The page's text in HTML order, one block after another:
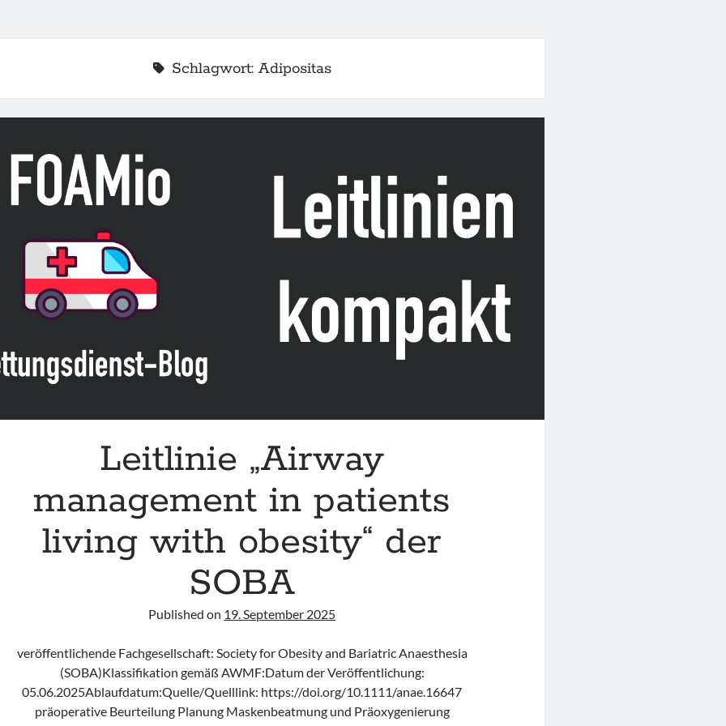
Schlagwort: Adipositas
Leitlinie „Airway
management in patients
living with obesity“ der
SOBA
Published on 19. September 2025
veröffentlichende Fachgesellschaft: Society for Obesity and Bariatric Anaesthesia
(SOBA)Klassifikation gemäß AWMF:Datum der Veröffentlichung:
05.06.2025Ablaufdatum:Quelle/Quelllink: https://doi.org/10.1111/anae.16647
präoperative Beurteilung Planung Maskenbeatmung und Präoxygenierung